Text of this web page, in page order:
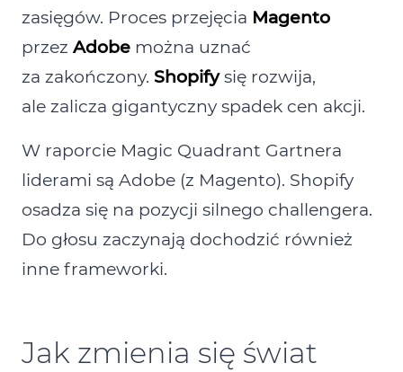
zasięgów. Proces przejęcia Magento
przez Adobe można uznać
za zakończony. Shopifysię rozwija,
ale zalicza gigantyczny spadek cen akcji.
W raporcie Magic Quadrant Gartnera
liderami są Adobe (z Magento). Shopify
osadza się na pozycji silnego challengera.
Do głosu zaczynają dochodzić również
inne frameworki.
Jak zmienia się świat